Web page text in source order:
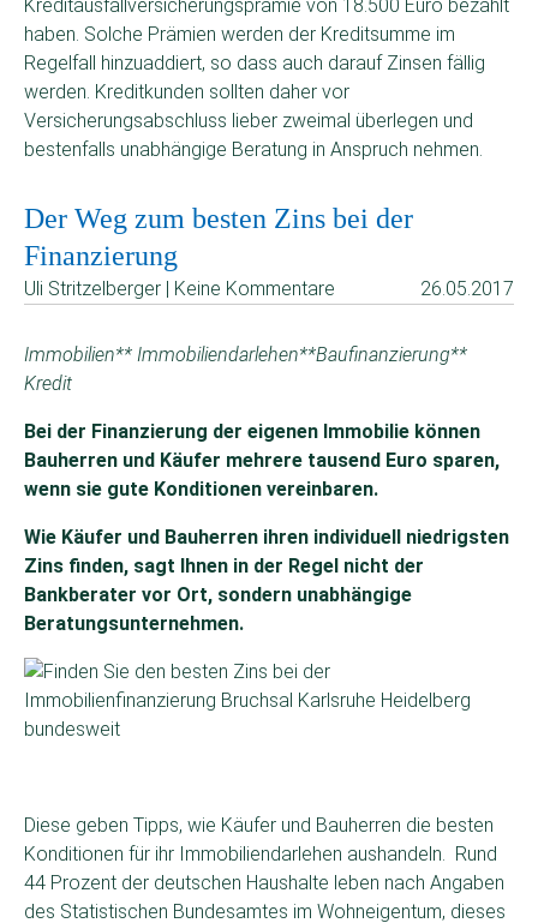
Kreditausfallversicherungsprämie von 18.500 Euro bezahlt
haben. Solche Prämien werden der Kreditsumme im
Regelfall hinzuaddiert, so dass auch darauf Zinsen fällig
werden. Kreditkunden sollten daher vor
Versicherungsabschluss lieber zweimal überlegen und
bestenfalls unabhängige Beratung in Anspruch nehmen.
Der Weg zum besten Zins bei der
Finanzierung
Uli Stritzelberger | Keine Kommentare 26.05.2017
Immobilien** Immobiliendarlehen**Baufinanzierung**
Kredit
Bei der Finanzierung der eigenen Immobilie können
Bauherren und Käufer mehrere tausend Euro sparen,
wenn sie gute Konditionen vereinbaren.
Wie Käufer und Bauherren ihren individuell niedrigsten
Zins finden, sagt Ihnen in der Regel nicht der
Bankberater vor Ort, sondern unabhängige
Beratungsunternehmen.
Diese geben Tipps, wie Käufer und Bauherren die besten
Konditionen für ihr Immobiliendarlehen aushandeln. Rund
44 Prozent der deutschen Haushalte leben nach Angaben
des Statistischen Bundesamtes im Wohneigentum, dieses